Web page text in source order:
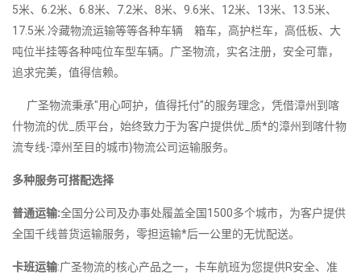
5米、6.2米、6.8米、7.2米、8米、9.6米、12米、13米、13.5米、
17.5米.冷藏物流运输等等各种车辆 箱车，高护栏车，高低板、大
吨位半挂等各种吨位车型车辆。广圣物流，实名注册，安全可靠，
追求完美，值得信赖。
广圣物流秉承"用心呵护，值得托付"的服务理念，凭借漳州到喀
什物流的优_质平台，始终致力于为客户提供优_质*的漳州到喀什物
流专线-漳州至目的城市}物流公司运输服务。
多种服务可搭配选择
普通运输:全国分公司及办事处履盖全国1500多个城市，为客户提供
全国千线普货运输服务，零担运输*后一公里的无忧配送。
卡班运输:广圣物流的核心产品之一，卡车航班为您提供R安全、准